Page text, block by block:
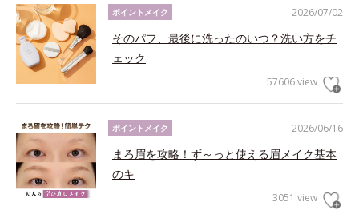
2026/07/02
ポイントメイク
そのパフ、最後に洗ったのいつ？洗い方をチ
ェック
57606 view
2026/06/16
ポイントメイク
まろ眉を攻略！ず～っと使える眉メイク基本
のキ
3051 view